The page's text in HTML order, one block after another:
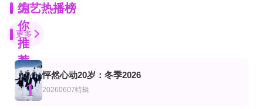
为
你
推
荐
全2集
沟通之神·SEVENTEEN篇
更新至20251221
15号音乐房子
更新至32期
爱情岛(美国版)第8季
综艺热播榜
更多
1
怦然心动20岁：冬季2026
20260607特辑